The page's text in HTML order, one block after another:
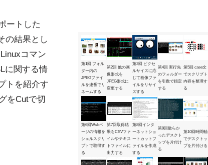
第1回 フォル
ダー内の
JPEGファイ
ルを連番でリ
ネームする
第2回 他の画
像形式を
JPEG形式に
変更する
第3回 ピクセ
ルサイズに応
じて画像ファ
イルをリサイ
ズする
第4回 実行先
のフォルダー
を引数で指定
する
第5回 case文
でスクリプト
内容を整理す
る
第6回Webペ
ージの情報を
シェルスクリ
プトで取得す
る
第7回取得結
果をCSVファ
イルやテキス
トファイルに
出力する
第8回インタ
ーネットショ
ートカットフ
ァイルを作成
する
第9回散らか
ったデスクト
ップを片付け
る
第10回時間軸
でデスクトッ
プを片付ける
ートした
の結果とし
コマン
に関する情
トを紹介す
をCutで切